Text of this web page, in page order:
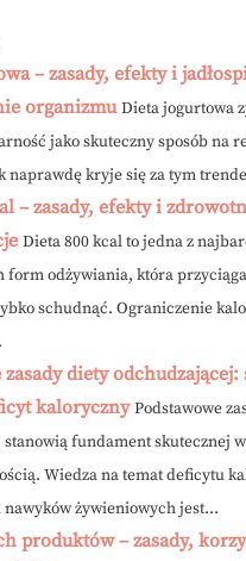
– zasady, efekty i
organizmu Dieta jogurtowa
jako skuteczny sposób na
naprawdę kryje się za tym
– zasady, efekty i
Dieta 800 kcal to jedna z
odżywiania, która
schudnąć. Ograniczenie
zasady diety odchudzającej:
kaloryczny Podstawowe
fundament skutecznej
Wiedza na temat deficytu
żywieniowych jest...
produktów – zasady,